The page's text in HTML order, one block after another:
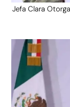
Jefa Clara